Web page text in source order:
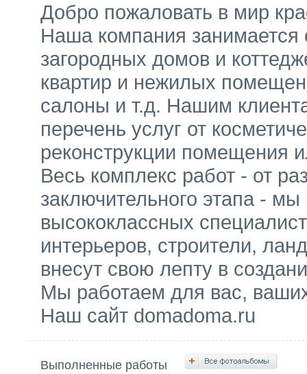
Добро пожаловать в мир
Наша компания занимается
загородных домов и
квартир и нежилых
салоны и т.д. Нашим
перечень услуг от
реконструкции помещения
Весь комплекс работ - от
заключительного этапа -
высококлассных
интерьеров, строители,
внесут свою лепту в
Мы работаем для вас,
Наш сайт domadoma.ru
Выполненные работы